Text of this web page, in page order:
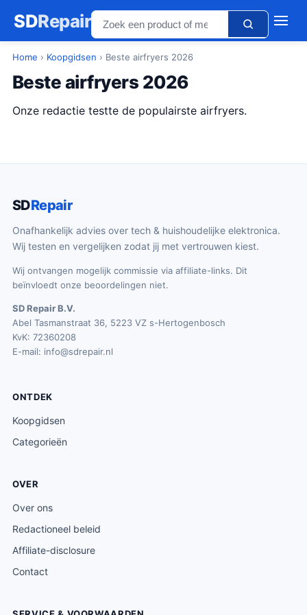
SDRepair
Home › Koopgidsen › Beste airfryers 2026
Beste airfryers 2026
Onze redactie testte de populairste airfryers.
SDRepair
Onafhankelijk advies over tech & huishoudelijke elektronica.
Wij testen en vergelijken zodat jij met vertrouwen kiest.
Wij ontvangen mogelijk commissie via affiliate-links. Dit
beïnvloedt onze beoordelingen niet.
SD Repair B.V.
Abel Tasmanstraat 36, 5223 VZ s-Hertogenbosch
KvK: 72360208
E-mail: info@sdrepair.nl
ONTDEK
Koopgidsen
Categorieën
OVER
Over ons
Redactioneel beleid
Affiliate-disclosure
Contact